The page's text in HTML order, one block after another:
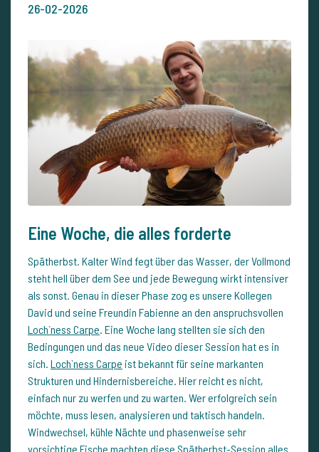
26-02-2026
Eine Woche, die alles forderte
Spätherbst. Kalter Wind fegt über das Wasser, der Vollmond
steht hell über dem See und jede Bewegung wirkt intensiver
als sonst. Genau in dieser Phase zog es unsere Kollegen
David und seine Freundin Fabienne an den anspruchsvollen
Loch`ness Carpe . Eine Woche lang stellten sie sich den
Bedingungen und das neue Video dieser Session hat es in
sich. Loch`ness Carpe ist bekannt für seine markanten
Strukturen und Hindernisbereiche. Hier reicht es nicht,
einfach nur zu werfen und zu warten. Wer erfolgreich sein
möchte, muss lesen, analysieren und taktisch handeln.
Windwechsel, kühle Nächte und phasenweise sehr
vorsichtige Fische machten diese Spätherbst-Session alles